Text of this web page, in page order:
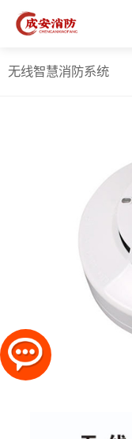
无线智慧消防系统